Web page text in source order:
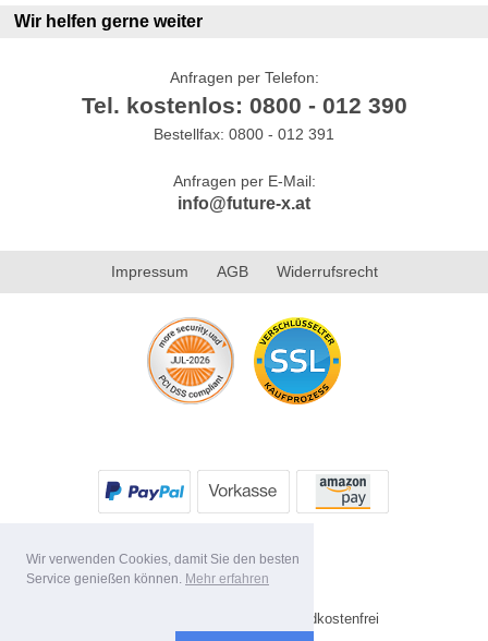
Wir verwenden Cookies, damit Sie den besten
Service genießen können. Mehr erfahren
Wir helfen gerne weiter
Anfragen per Telefon:
Tel. kostenlos: 0800 - 012 390
Bestellfax: 0800 - 012 391
Anfragen per E-Mail:
info@future-x.at
Impressum AGB Widerrufsrecht
* Alle Preise inkl. MwSt. Versandkostenfrei